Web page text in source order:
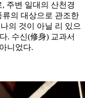
주변 일대의 산천경
의 대상으로 관조한
의 것이 아닐 리 있으
. 수신(修身) 교과서
니었다.